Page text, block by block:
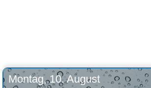
Montag, 10. August